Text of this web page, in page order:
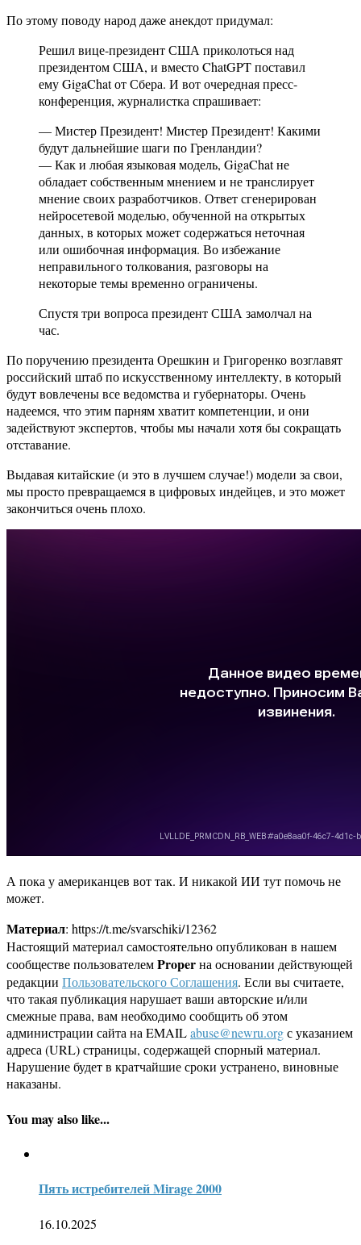
По этому поводу народ даже анекдот придумал:
Решил вице-президент США приколоться над
президентом США, и вместо ChatGPT поставил
ему GigaChat от Сбера. И вот очередная пресс-
конференция, журналистка спрашивает:
— Мистер Президент! Мистер Президент! Какими
будут дальнейшие шаги по Гренландии?
— Как и любая языковая модель, GigaChat не
обладает собственным мнением и не транслирует
мнение своих разработчиков. Ответ сгенерирован
нейросетевой моделью, обученной на открытых
данных, в которых может содержаться неточная
или ошибочная информация. Во избежание
неправильного толкования, разговоры на
некоторые темы временно ограничены.
Спустя три вопроса президент США замолчал на
час.
По поручению президента Орешкин и Григоренко возглавят
российский штаб по искусственному интеллекту, в который
будут вовлечены все ведомства и губернаторы. Очень
надеемся, что этим парням хватит компетенции, и они
задействуют экспертов, чтобы мы начали хотя бы сокращать
отставание.
Выдавая китайские (и это в лучшем случае!) модели за свои,
мы просто превращаемся в цифровых индейцев, и это может
закончиться очень плохо.
А пока у американцев вот так. И никакой ИИ тут помочь не
может.
Материал: https://t.me/svarschiki/12362
Настоящий материал самостоятельно опубликован в нашем
сообществе пользователемProperна основании действующей
редакции Пользовательского Соглашения. Если вы считаете,
что такая публикация нарушает ваши авторские и/или
смежные права, вам необходимо сообщить об этом
администрации сайта на EMAILabuse@newru.orgс указанием
адреса (URL) страницы, содержащей спорный материал.
Нарушение будет в кратчайшие сроки устранено, виновные
наказаны.
You may also like...
Пять истребителей Mirage 2000
16.10.2025